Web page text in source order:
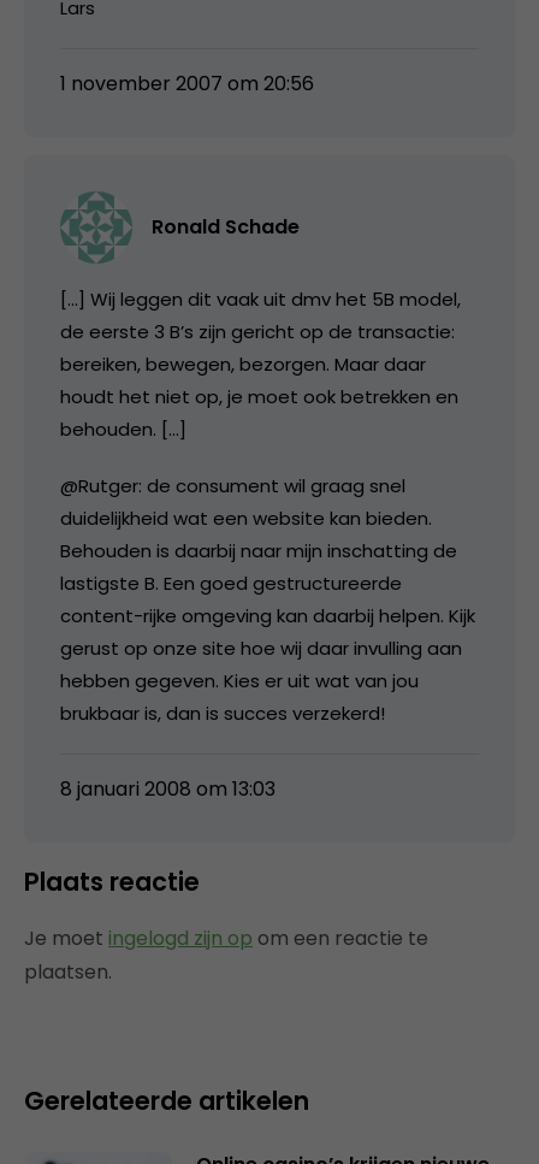
Lars
1 november 2007 om 20:56
Ronald Schade
[…] Wij leggen dit vaak uit dmv het 5B model,
de eerste 3 B’s zijn gericht op de transactie:
bereiken, bewegen, bezorgen. Maar daar
houdt het niet op, je moet ook betrekken en
behouden. […]
@Rutger: de consument wil graag snel
duidelijkheid wat een website kan bieden.
Behouden is daarbij naar mijn inschatting de
lastigste B. Een goed gestructureerde
content-rijke omgeving kan daarbij helpen. Kijk
gerust op onze site hoe wij daar invulling aan
hebben gegeven. Kies er uit wat van jou
brukbaar is, dan is succes verzekerd!
8 januari 2008 om 13:03
Plaats reactie
Je moet ingelogd zijn op om een reactie te
plaatsen.
Gerelateerde artikelen